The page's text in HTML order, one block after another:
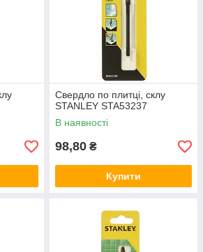
Свердло по плитці, склу
STANLEY STA53237
В наявності
98,80 ₴
Купити